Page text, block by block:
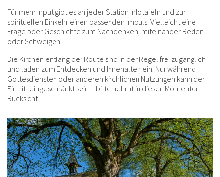
Für mehr Input gibt es an jeder Station Infotafeln und zur
spirituellen Einkehr einen passenden Impuls: Vielleicht eine
Frage oder Geschichte zum Nachdenken, miteinander Reden
oder Schweigen.
Die Kirchen entlang der Route sind in der Regel frei zugänglich
und laden zum Entdecken und Innehalten ein. Nur während
Gottesdiensten oder anderen kirchlichen Nutzungen kann der
Eintritt eingeschränkt sein – bitte nehmt in diesen Momenten
Rücksicht.